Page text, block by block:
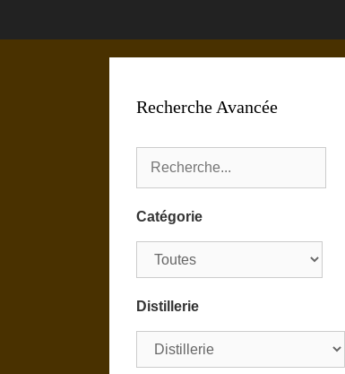
Recherche Avancée
Catégorie
Distillerie